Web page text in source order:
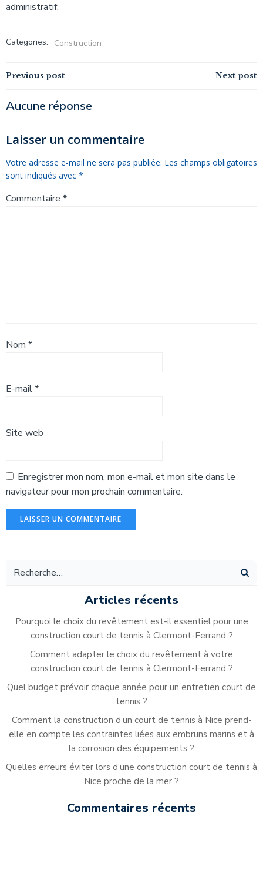
administratif.
Categories: Construction
Navigation
de
l’article
Previous post Navigation
l’article
Next post
Aucune réponse
Laisser un commentaire
Votre adresse e-mail ne sera pas publiée. Les champs obligatoires
sont indiqués avec *
Commentaire *
Nom *
E-mail*
Site web
Enregistrer mon nom, mon e-mail et mon site dans le
navigateur pour mon prochain commentaire.
Articles récents
Pourquoi le choix du revêtement est-il essentiel pour une
construction court de tennis à Clermont-Ferrand ?
Comment adapter le choix du revêtement à votre
construction court de tennis à Clermont-Ferrand ?
Quel budget prévoir chaque année pour un entretien court de
tennis ?
Comment la construction d’un court de tennis à Nice prend-
elle en compte les contraintes liées aux embruns marins et à
la corrosion des équipements ?
Quelles erreurs éviter lors d’une construction court de tennis à
Nice proche de la mer ?
Commentaires récents